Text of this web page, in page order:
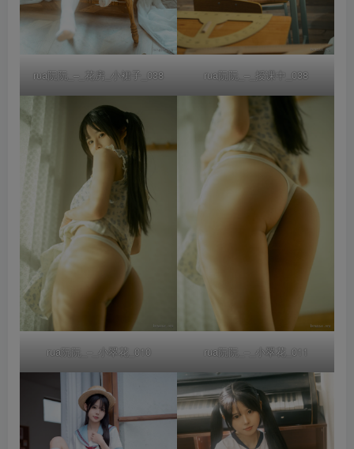
rua阮阮_–_花房_小裙子_038 rua阮阮_–_授课中_038
rua阮阮_–_小翠花_010 rua阮阮_–_小翠花_011